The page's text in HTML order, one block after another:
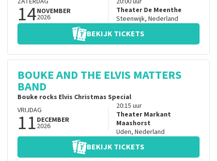
14NOVEMBER
2026
Theater De Meenthe
Steenwijk, Nederland
BEKIJK TICKETS
BOUKE AND THE ELVIS MATTERS
BAND
Bouke rocks Elvis Christmas Special
VRIJDAG
11 DECEMBER
2026
20:15 uur
Theater Markant
Maashorst
Uden, Nederland
BEKIJK TICKETS